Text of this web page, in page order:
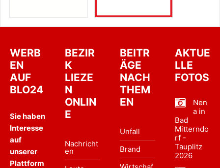
WERB
EN
AUF
BLO24
Sie haben
Interesse
auf
unserer
Plattform
BEZIR
K
LIEZE
N
ONLIN
E
Nachricht
en
BEITR
ÄGE
NACH
THEM
EN
Unfall
Brand
AKTUE
LLE
FOTOS
Nen
a in
Bad
Mitterndo
rf -
Tauplitz
2026